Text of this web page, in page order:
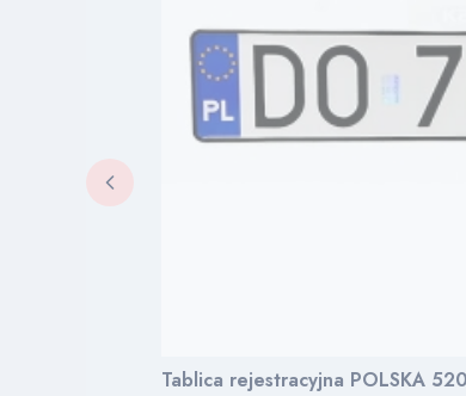
Tablica rejestracyjna POLSKA